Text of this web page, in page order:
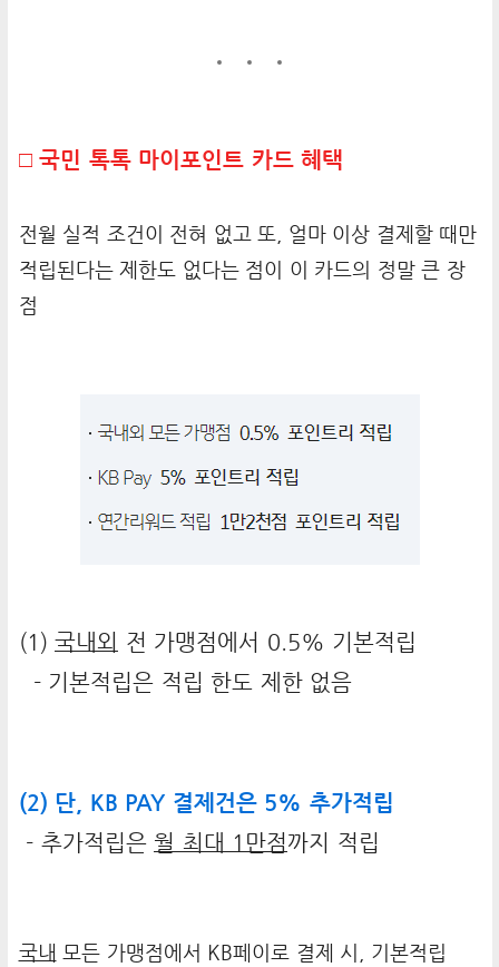
□ 국민 톡톡 마이포인트 카드 혜택
전월 실적 조건이 전혀 없고 또, 얼마 이상 결제할 때만
적립된다는 제한도 없다는 점이 이 카드의 정말 큰 장
점
(1) 국내외 전 가맹점에서 0.5% 기본적립
- 기본적립은 적립 한도 제한 없음
(2) 단, KB PAY 결제건은 5% 추가적립
- 추가적립은 월 최대 1만점까지 적립
국내 모든 가맹점에서 KB페이로 결제 시, 기본적립